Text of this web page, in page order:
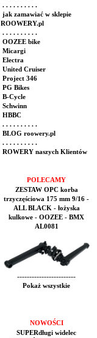
. . . . . . . . . .
jak zamawiać w sklepie
ROOWERY.pl
. . . . . . . . . .
OOZEE bike
Micargi
Electra
United Cruiser
Project 346
PG Bikes
B-Cycle
Schwinn
HBBC
. . . . . . . . . .
BLOG roowery.pl
. . . . . . . . . .
ROWERY naszych Klientów
POLECAMY
ZESTAW OPC korba
trzyczęściowa 175 mm 9/16 -
ALL BLACK - łożyska
kulkowe - OOZEE - BMX
AL0081
------------------------
Pokaż wszystkie
NOWOŚCI
SUPERdługi widelec